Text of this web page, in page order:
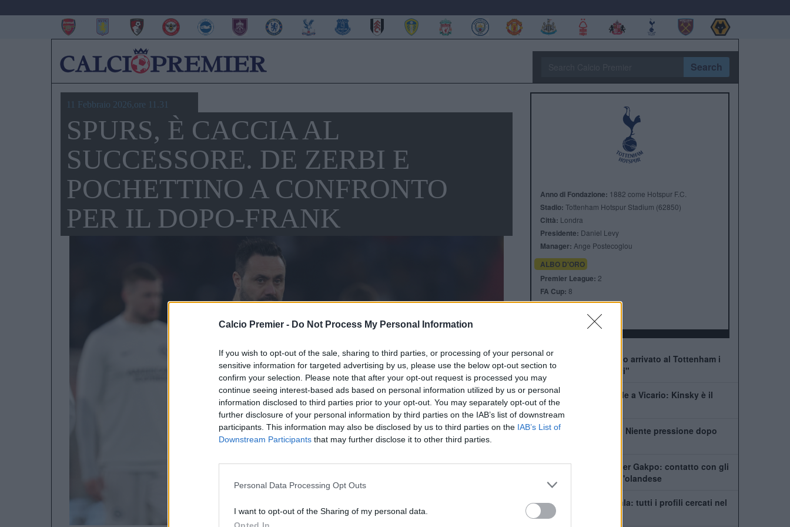
Calcio Premier - Do Not Process My Personal Information
If you wish to opt-out of the sale, sharing to third parties, or processing of your personal or
sensitive information for targeted advertising by us, please use the below opt-out section to
confirm your selection. Please note that after your opt-out request is processed you may
continue seeing interest-based ads based on personal information utilized by us or personal
information disclosed to third parties prior to your opt-out. You may separately opt-out of the
further disclosure of your personal information by third parties on the IAB’s list of downstream
participants. This information may also be disclosed by us to third parties on the IAB’s List of
Downstream Participants that may further disclose it to other third parties.
Personal Data Processing Opt Outs
I want to opt-out of the Sharing of my personal data.
Search
11 Febbraio 2026,ore 11.31
SPURS, È CACCIA AL
SUCCESSORE. DE ZERBI E
POCHETTINO A CONFRONTO
PER IL DOPO-FRANK
Anno di Fondazione: 1882 come Hotspur F.C.
Stadio: Tottenham Hotspur Stadium (62850)
Città: Londra
Presidente: Daniel Levy
Manager: Ange Postecoglou
ALBO D'ORO
Premier League: 2
FA Cup: 8
League Cup:4
FA Community Shield:
De Zerbi: "Quando sono arrivato al Tottenham i
giocatori erano distrutti"
Tottenham, che succede a Vicario: Kinsky è il
nuovo titolare
De Zerbi: "Kulusevski? Niente pressione dopo
Tottenham scatenato per Gakpo: contatto con gli
agenti, De Zerbi vuole l'olandese
Il Tottenham cerca un'ala: tutti i profili cercati nel
mercato Spurs